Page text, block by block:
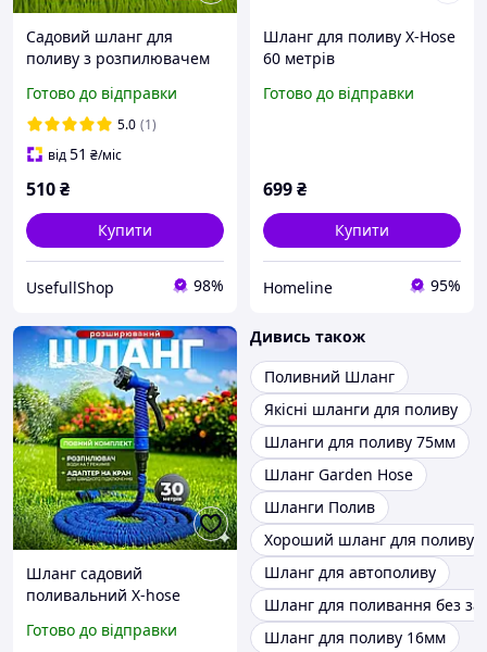
Садовий шланг для
поливу з розпилювачем
води X Hose 30 м Синій
Готово до відправки
5.0 (1)
від51 ₴/міс
510₴
Купити
UsefullShop 98%
Шланг для поливу X-Hose
60 метрів
Готово до відправки
699₴
Купити
Homeline 95%
Шланг садовий
поливальний X-hose
із розпилювачем 7
Готово до відправки
Дивись також
Поливний Шланг
Якісні шланги для поливу
Шланги для поливу 75мм
Шланг Garden Hose
Шланги Полив
Хороший шланг для поливу
Шланг для автополиву
Шланг для поливання без
Шланг для поливу 16мм